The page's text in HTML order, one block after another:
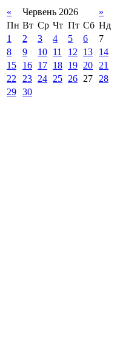
« Червень 2026
»
Пн Вт Ср Чт Пт Сб Нд
1
2 3 4 5 6
7
8
9 10 11 12 13
14
15
16 17 18 19 20
21
22
23 24 25 26 27
28
29 30